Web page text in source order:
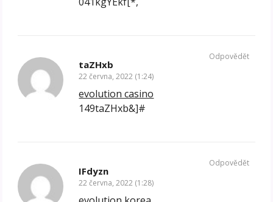
taZHxb
22 června, 2022 (1:24)
evolution casino
149taZHxb&]#
Odpovědět
IFdyzn
22 června, 2022 (1:28)
Odpovědět